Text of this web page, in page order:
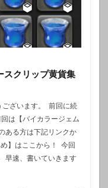
スクリップ黄貨集
ございます。 前回に続
は【バイカラージェム
ある方は下記リンクか
】はここから！ 今回
早速、書いていきます